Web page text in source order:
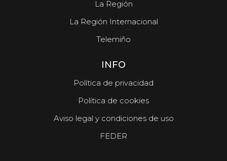
La Región
La Región Internacional
Telemiño
INFO
Política de privacidad
Política de cookies
Aviso legal y condiciones de uso
FEDER